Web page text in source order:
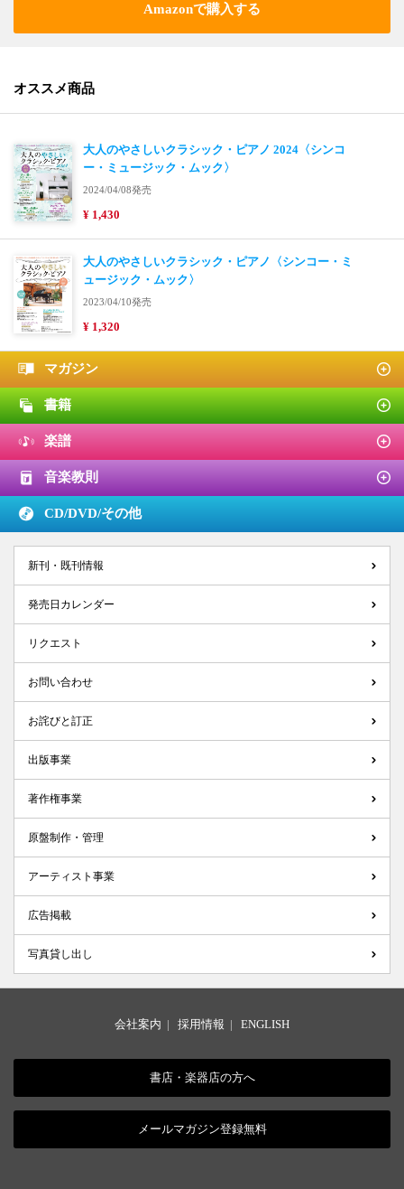
Amazonで購入する
オススメ商品
大人のやさしいクラシック・ピアノ 2024〈シンコ
ー・ミュージック・ムック〉
2024/04/08発売
¥ 1,430
大人のやさしいクラシック・ピアノ〈シンコー・ミ
ュージック・ムック〉
2023/04/10発売
¥ 1,320
マガジン
書籍
楽譜
音楽教則
CD/DVD/その他
新刊・既刊情報
発売日カレンダー
リクエスト
お問い合わせ
お詫びと訂正
出版事業
著作権事業
原盤制作・管理
アーティスト事業
広告掲載
写真貸し出し
会社案内 | 採用情報 | ENGLISH
書店・楽器店の方へ
メールマガジン登録無料